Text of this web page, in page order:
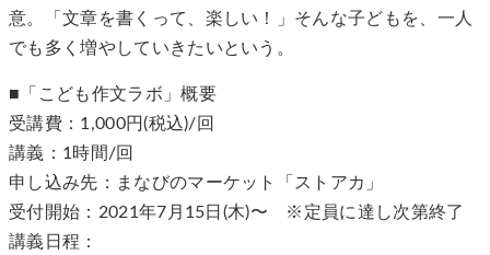
意。「文章を書くって、楽しい！」そんな子どもを、一人
でも多く増やしていきたいという。
■「こども作文ラボ」概要
受講費：1,000円(税込)/回
講義：1時間/回
申し込み先：まなびのマーケット「ストアカ」
受付開始：2021年7月15日(木)〜 ※定員に達し次第終了
講義日程：